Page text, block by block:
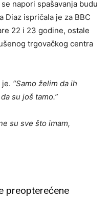
napori spašavanja budu
Diaz ispričala je za BBC
22 i 23 godine, ostale
trgovačkog centra
je. “Samo želim da ih
su još tamo.”
su sve što imam,
preopterećene